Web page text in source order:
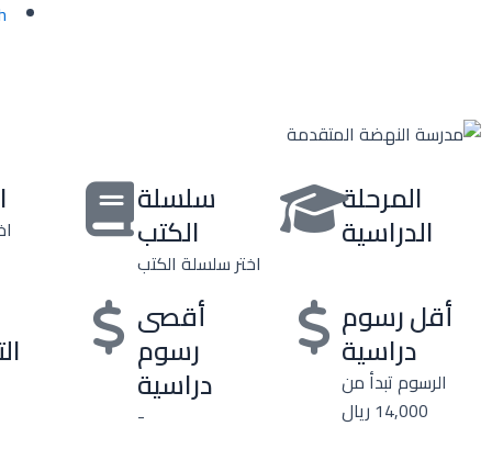
المرحلة
الدراسية
سلسلة
الكتب
اختر سلسلة الكتب
أقل رسوم
دراسية
الرسوم تبدأ من
14,000 ريال
أقصى
رسوم
دراسية
-